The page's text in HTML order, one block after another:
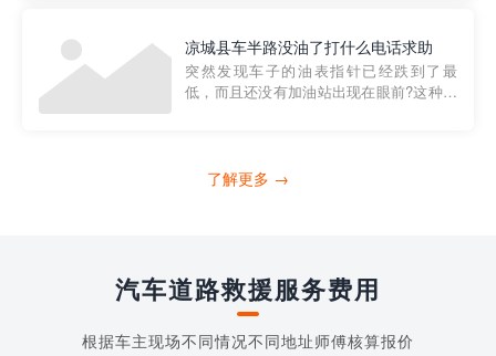
越者小程序是一款专门解决汽车没油问题
的在线服务平台。通过...
凉城县车半路没油了打什么电话求助
突然发现车子的油表指针已经跌到了最
低，而且还没有加油站出现在眼前?这种情
打4006363122请求送油人员来帮助你。
了解更多 →
汽车道路救援服务费用
根据车主现场不同情况不同地址师傅核算报价